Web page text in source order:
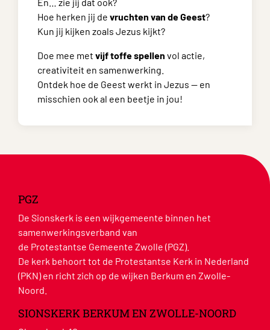
Hoe herken jij de vruchten van de Geest?
Kun jij kijken zoals Jezus kijkt?
Doe mee met vijf toffe spellen vol actie,
creativiteit en samenwerking.
Ontdek hoe de Geest werkt in Jezus — en
misschien ook al een beetje in jou!
PGZ
De Sionskerk is een wijkgemeente binnen het
samenwerkingsverband van
de Protestantse Gemeente Zwolle (PGZ).
De kerk behoort tot de Protestantse Kerk in Nederland
(PKN) en richt zich op de wijken Berkum en Zwolle-
Noord.
SIONSKERK BERKUM EN ZWOLLE-NOORD